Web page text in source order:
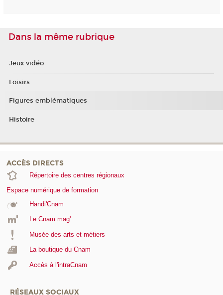
Dans la même rubrique
Jeux vidéo
Loisirs
Figures emblématiques
Histoire
ACCÈS DIRECTS
Répertoire des centres régionaux
Espace numérique de formation
Handi'Cnam
Le Cnam mag'
Musée des arts et métiers
La boutique du Cnam
Accès à l'intraCnam
RÉSEAUX SOCIAUX